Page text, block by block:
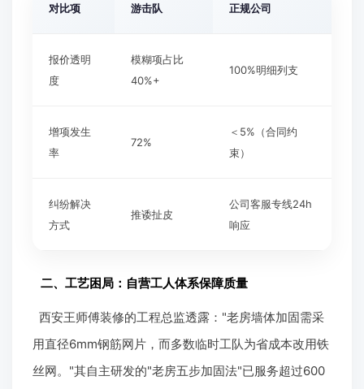
对比项 游击队 正规公司
报价透明
度
模糊项占比
40%+
100%明细列支
增项发生
率
72%
＜5%（合同约
束）
纠纷解决
方式
推诿扯皮
公司客服专线24h
响应
二、工艺困局：自营工人体系保障质量
西安王师傅装修的工程总监透露："老房墙体加固需采
用直径6mm钢筋网片，而多数临时工队为省成本改用铁
丝网。"其自主研发的"老房五步加固法"已服务超过600